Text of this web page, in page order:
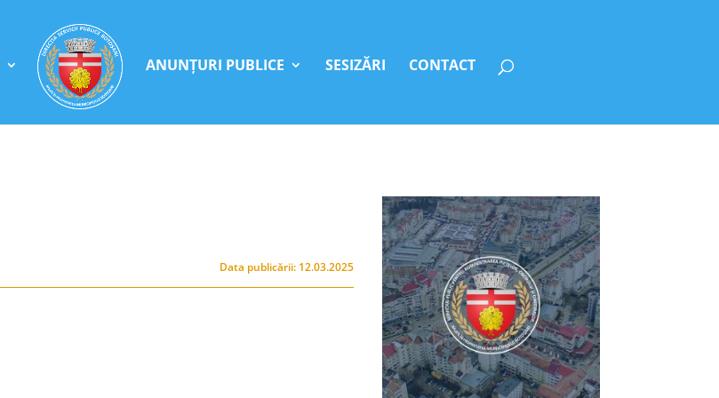
ANUNȚURI PUBLICE SESIZĂRI CONTACT
Data publicării: 12.03.2025